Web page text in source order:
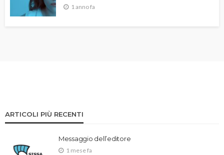
1 anno fa
ARTICOLI PIÙ RECENTI
Messaggio dell’editore
1 mese fa